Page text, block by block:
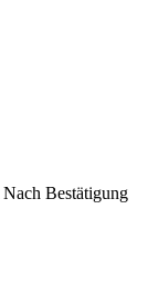
Nach Bestätigung